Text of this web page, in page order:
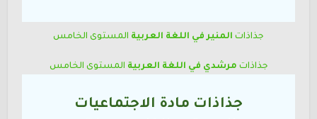
جذاذات المنير في اللغة العربية المستوى الخامس
جذاذات مرشدي في اللغة العربية المستوى الخامس
جذاذات مادة الاجتماعيات